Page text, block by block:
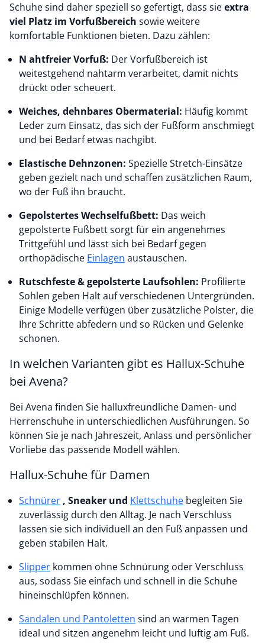
Schuhe sind daher speziell so gefertigt, dass sieextra
viel Platz im Vorfußbereich
komfortable Funktionen bieten. Dazu zählen:
N ahtfreier Vorfuß:
weitestgehend nahtarm verarbeitet, damit nichts
drückt oder scheuert.
Weiches, dehnbares Obermaterial:
Leder zum Einsatz, das sich der Fußform anschmiegt
und bei Bedarf etwas nachgibt.
Elastische Dehnzonen:
geben gezielt nach und schaffen zusätzlichen Raum,
wo der Fuß ihn braucht.
Gepolstertes Wechselfußbett:
gepolsterte Fußbett sorgt für ein angenehmes
Trittgefühl und lässt sich bei Bedarf gegen
orthopädische Einlagen austauschen.
Rutschfeste & gepolsterte Laufsohlen:
Sohlen geben Halt auf verschiedenen Untergründen.
Einige Modelle verfügen über zusätzliche Polster, die
Ihre Schritte abfedern und so Rücken und Gelenke
schonen.
In welchen Varianten gibt es Hallux-Schuhe
bei Avena?
Bei Avena finden Sie halluxfreundliche Damen- und
Herrenschuhe in unterschiedlichen Ausführungen. So
können Sie je nach Jahreszeit, Anlass und persönlicher
Vorliebe das passende Modell wählen.
Hallux-Schuhe für Damen
Schnürer , Sneaker und Klettschuhe
zuverlässig durch den Alltag. Je nach Verschluss
lassen sie sich individuell an den Fuß anpassen und
geben stabilen Halt.
Slipper kommen ohne Schnürung oder Verschluss
aus, sodass Sie einfach und schnell in die Schuhe
hineinschlüpfen können.
Sandalen und Pantoletten sind an warmen Tagen
ideal und sitzen angenehm leicht und luftig am Fuß.